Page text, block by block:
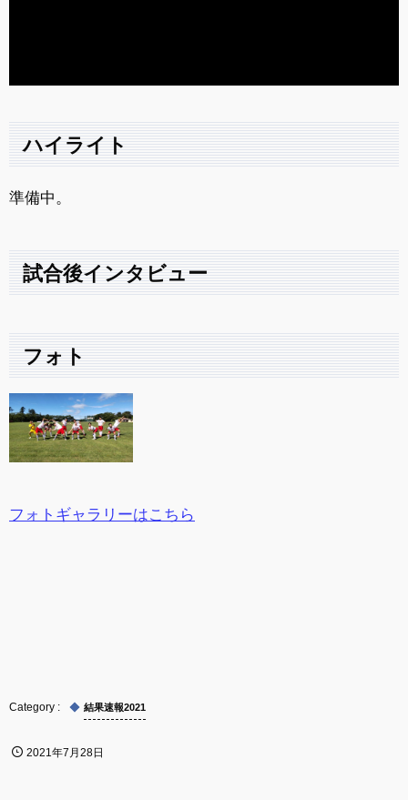
ハイライト
準備中。
試合後インタビュー
フォト
フォトギャラリーはこちら
結果速報2021
2021年7月28日